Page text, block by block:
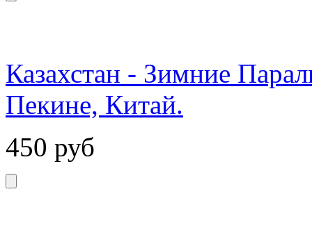
Казахстан - Зимние
Пекине, Китай.
450 руб